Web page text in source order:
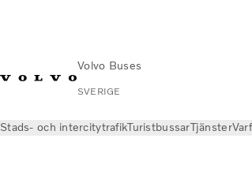
Volvo Buses
SVERIGE
Stads- och intercitytrafikTuristbussarTjänster